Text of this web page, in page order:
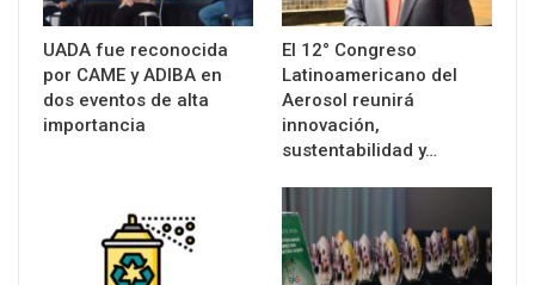
UADA fue reconocida
por CAME y ADIBA en
dos eventos de alta
importancia
El 12° Congreso
Latinoamericano del
Aerosol reunirá
innovación,
sustentabilidad y…